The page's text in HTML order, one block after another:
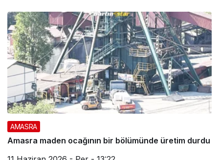
AMASRA
Amasra maden ocağının bir bölümünde üretim durdu